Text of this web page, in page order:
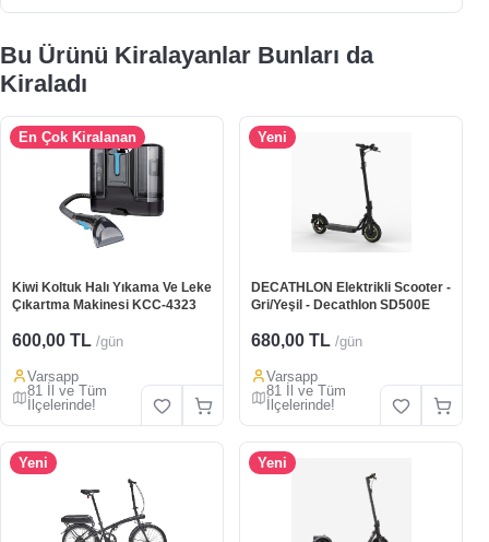
Bu Ürünü Kiralayanlar Bunları da
Kiraladı
En Çok Kiralanan
Kiwi Koltuk Halı Yıkama Ve Leke
Çıkartma Makinesi KCC-4323
600,00 TL /gün
Varsapp
81 İl ve Tüm
İlçelerinde!
Yeni
DECATHLON Elektrikli Scooter -
Gri/Yeşil - Decathlon SD500E
680,00 TL /gün
Varsapp
81 İl ve Tüm
İlçelerinde!
Yeni Yeni